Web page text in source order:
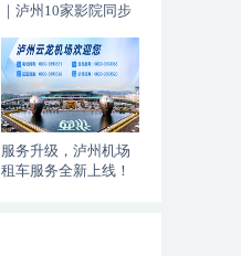
｜泸州10家影院同步
今日登陆全国院线
服务升级，泸州机场
租车服务全新上线！